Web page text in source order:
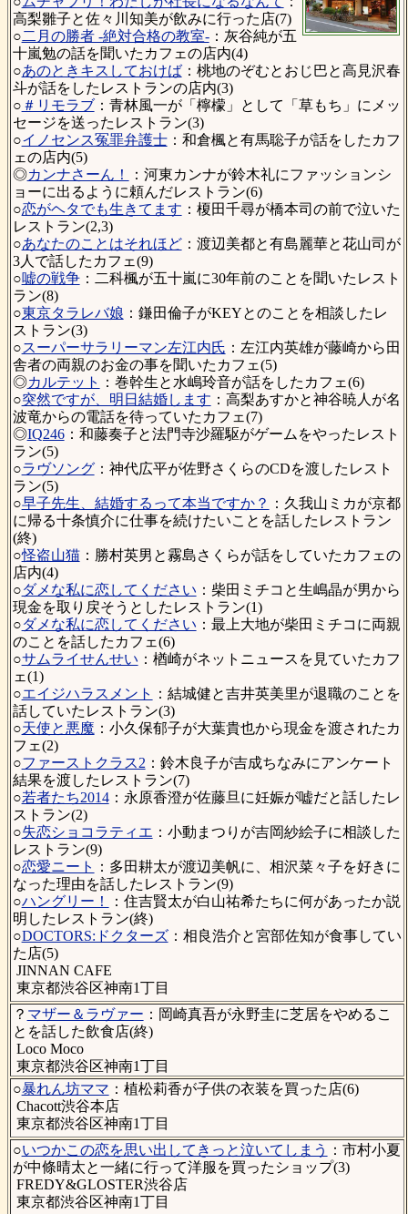
高梨雛子と佐々川知美が飲みに行った店(7)
○二月の勝者 -絶対合格の教室-：灰谷純が五
十嵐勉の話を聞いたカフェの店内(4)
○あのときキスしておけば：桃地のぞむとおじ巴と高見沢春
斗が話をしたレストランの店内(3)
○ ＃リモラブ：青林風一が「檸檬」として「草もち」にメッ
セージを送ったレストラン(3)
○イノセンス冤罪弁護士：和倉楓と有馬聡子が話をしたカフ
ェの店内(5)
◎カンナさーん！
：河東カンナが鈴木礼にファッションシ
ョーに出るように頼んだレストラン(6)
○恋がヘタでも生きてます ：榎田千尋が橋本司の前で泣いた
レストラン(2,3)
○あなたのことはそれほど：渡辺美都と有島麗華と花山司が
3人で話したカフェ(9)
○嘘の戦争：二科楓が五十嵐に30年前のことを聞いたレスト
ラン(8)
○東京タラレバ娘 ：鎌田倫子がKEYとのことを相談したレ
ストラン(3)
○スーパーサラリーマン左江内氏 ：左江内英雄が藤崎から田
舎者の両親のお金の事を聞いたカフェ(5)
◎カルテット
：巻幹生と水嶋玲音が話をしたカフェ(6)
○突然ですが、明日結婚します ：高梨あすかと神谷暁人が名
波竜からの電話を待っていたカフェ(7)
◎IQ246：和藤奏子と法門寺沙羅駆がゲームをやったレスト
ラン(5)
○ラヴソング：神代広平が佐野さくらのCDを渡したレスト
ラン(5)
○早子先生、結婚するって本当ですか？
：久我山ミカが京都
に帰る十条慎介に仕事を続けたいことを話したレストラン
(終)
○怪盗山猫：勝村英男と霧島さくらが話をしていたカフェの
店内(4)
○ダメな私に恋してください ：柴田ミチコと生嶋晶が男から
現金を取り戻そうとしたレストラン(1)
○ダメな私に恋してください ：最上大地が柴田ミチコに両親
のことを話したカフェ(6)
○サムライせんせい ：楢崎がネットニュースを見ていたカフ
ェ(1)
○エイジハラスメント
：結城健と吉井英美里が退職のことを
話していたレストラン(3)
○天使と悪魔 ：小久保郁子が大葉貴也から現金を渡されたカ
フェ(2)
○ファーストクラス2 ：鈴木良子が吉成ちなみにアンケート
結果を渡したレストラン(7)
○若者たち2014：永原香澄が佐藤旦に妊娠が嘘だと話したレ
ストラン(2)
○失恋ショコラティエ ：小動まつりが吉岡紗絵子に相談した
レストラン(9)
○恋愛ニート
：多田耕太が渡辺美帆に、相沢菜々子を好きに
なった理由を話したレストラン(9)
○ハングリー！
：住吉賢太が白山祐希たちに何があったか説
明したレストラン(終)
○DOCTORS:ドクターズ：相良浩介と宮部佐知が食事してい
た店(5)
JINNAN CAFE
東京都渋谷区神南1丁目
？ マザー＆ラヴァー ：岡崎真吾が永野圭に芝居をやめるこ
とを話した飲食店(終)
Loco Moco
東京都渋谷区神南1丁目
○暴れん坊ママ ：植松莉香が子供の衣装を買った店(6)
Chacott渋谷本店
東京都渋谷区神南1丁目
○いつかこの恋を思い出してきっと泣いてしまう
：市村小夏
が中條晴太と一緒に行って洋服を買ったショップ(3)
FREDY&GLOSTER渋谷店
東京都渋谷区神南1丁目